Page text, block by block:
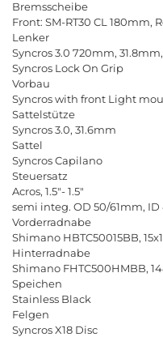
Bremsscheibe
Front: SM-RT30 CL 180mm,
Lenker
Syncros 3.0 720mm,
Syncros Lock On Grip
Vorbau
Syncros with front Light
Sattelstütze
Syncros 3.0, 31.6mm
Sattel
Syncros Capilano
Steuersatz
Acros, 1.5"- 1.5"
semi integ. OD 50/61mm,
Vorderradnabe
Shimano HBTC50015BB,
Hinterradnabe
Shimano FHTC500HMBB,
Speichen
Stainless Black
Felgen
Syncros X18 Disc